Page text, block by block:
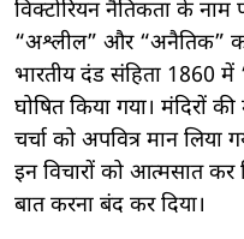
विक्टोरियन नैतिकता के
“अश्लील” और “अनैतिक”
भारतीय दंड संहिता 1860
घोषित किया गया। मंदिरों
चर्चा को अपवित्र मान लिया
इन विचारों को आत्मसात
बात करना बंद कर दिया।